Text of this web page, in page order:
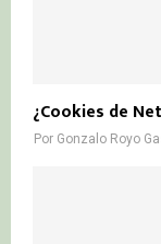
¿Cookies de
Por Gonzalo Royo